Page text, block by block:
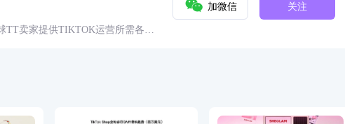
TT卖家提供TIKTOK运营所需各种
加微信 关注